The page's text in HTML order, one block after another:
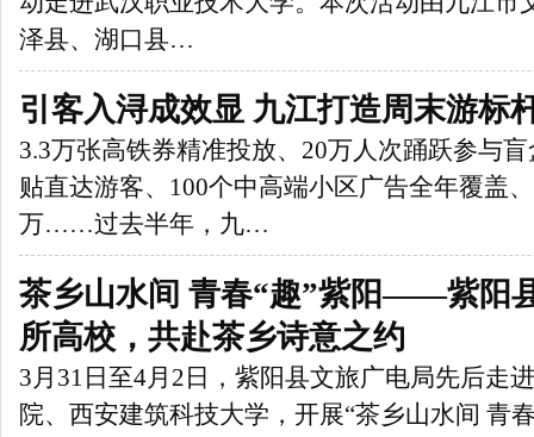
泽县、湖口县…
引客入浔成效显 九江打造周末游标
3.3万张高铁券精准投放、20万人次踊跃参与
贴直达游客、100个中高端小区广告全年覆盖
万……过去半年，九…
茶乡山水间 青春“趣”紫阳——紫阳
所高校，共赴茶乡诗意之约
3月31日至4月2日，紫阳县文旅广电局先后走
院、西安建筑科技大学，开展“茶乡山水间 青